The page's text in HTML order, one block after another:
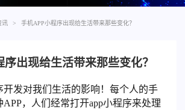
讯 > 手机APP小程序出现给生活带来那些变化？
出现给生活带来那些变化？
开发对我们生活的影响！每个人的手
，人们经常打开app小程序来处理